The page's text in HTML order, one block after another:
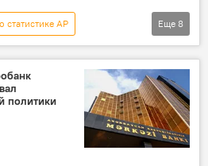
статистике АР
Общество
розничная торговля
Еще 8
политики